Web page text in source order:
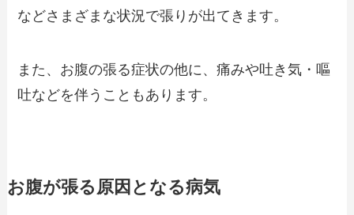
などさまざまな状況で張りが出てきます。
また、お腹の張る症状の他に、痛みや吐き気・嘔
吐などを伴うこともあります。
お腹が張る原因となる病気